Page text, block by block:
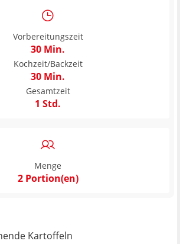
Vorbereitungszeit
30 Min.
Kochzeit/Backzeit
30 Min.
Gesamtzeit
1 Std.
Menge
2 Portion(en)
Kartoffeln